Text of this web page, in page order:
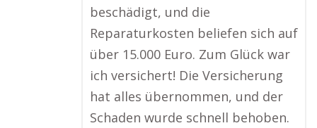
beschädigt, und die
Reparaturkosten beliefen sich auf
über 15.000 Euro. Zum Glück war
ich versichert! Die Versicherung
hat alles übernommen, und der
Schaden wurde schnell behoben.